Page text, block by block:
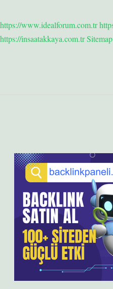
https://www.idealforum.com.tr
https://insaatakkaya.com.trSitemap